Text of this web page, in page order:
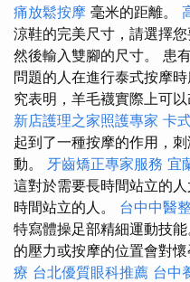
痛放鬆按摩 毫米的距離。
涼鞋的完美尺寸，請選擇
然後輸入雙腳的尺寸。 患
問題的人在進行泰式按摩時
究表明，羊毛襪實際上可
新店護理之家照護專家 卡
起到了一種按摩的作用，
動。 牙齒矯正專家服務 宜
這對於需要長時間站立的
時間站立的人。 台中中醫
特寫體操足部精細運動技
的壓力或按摩的位置會對
療 台北優質眼科推薦 台中